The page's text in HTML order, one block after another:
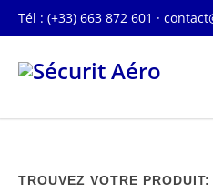
Tél : (+33) 663 872 601 ·
TROUVEZ VOTRE PRODUIT: